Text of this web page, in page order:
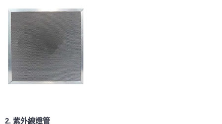
2. 紫外線燈管